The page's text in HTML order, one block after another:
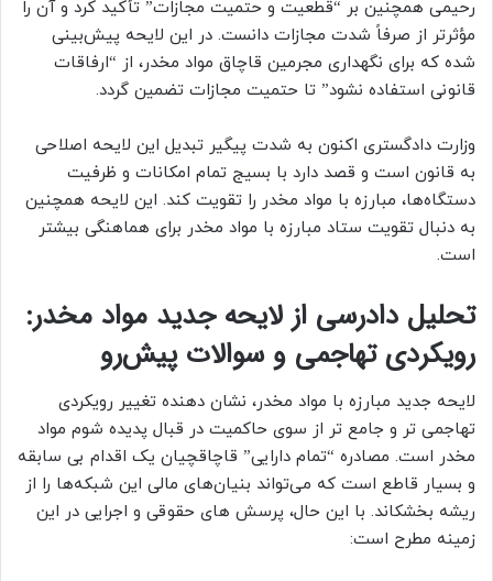
رحیمی همچنین بر “قطعیت و حتمیت مجازات” تأکید کرد و آن را
مؤثرتر از صرفاً شدت مجازات دانست. در این لایحه پیش‌بینی
شده که برای نگهداری مجرمین قاچاق مواد مخدر، از “ارفاقات
قانونی استفاده نشود” تا حتمیت مجازات تضمین گردد.
وزارت دادگستری اکنون به شدت پیگیر تبدیل این لایحه اصلاحی
به قانون است و قصد دارد با بسیج تمام امکانات و ظرفیت
دستگاه‌ها، مبارزه با مواد مخدر را تقویت کند. این لایحه همچنین
به دنبال تقویت ستاد مبارزه با مواد مخدر برای هماهنگی بیشتر
است.
تحلیل دادرسی از لایحه جدید مواد مخدر:
رویکردی تهاجمی و سوالات پیش‌رو
لایحه جدید مبارزه با مواد مخدر، نشان دهنده تغییر رویکردی
تهاجمی تر و جامع تر از سوی حاکمیت در قبال پدیده شوم مواد
مخدر است. مصادره “تمام دارایی” قاچاقچیان یک اقدام بی سابقه
و بسیار قاطع است که می‌تواند بنیان‌های مالی این شبکه‌ها را از
ریشه بخشکاند. با این حال، پرسش های حقوقی و اجرایی در این
زمینه مطرح است: